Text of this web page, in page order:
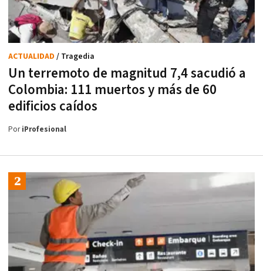
Un terremoto de magnitud 7,4 sacudió a
Colombia: 111 muertos y más de 60
edificios caídos
ACTUALIDAD / Tragedia
PoriProfesional